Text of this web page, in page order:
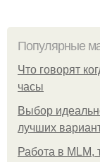
Популярные
Что говорят
часы
Выбор
лучших
Работа в MLM,